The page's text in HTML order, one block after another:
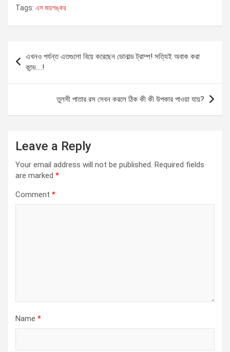
Tags: এস জয়শঙ্কর
navigation
এখনও পর্যন্ত এতগুলো বিয়ে করেছেন ডোনাল্ড ট্রাম্প! সত্যিই অবাক করা
কান্ড….!
তুলসী পাতার রস সেবন করলে ঠিক কী কী উপকার পাওয়া যায়?
Leave a Reply
Your email address will not be published. Required fields
are marked *
Comment *
Name *